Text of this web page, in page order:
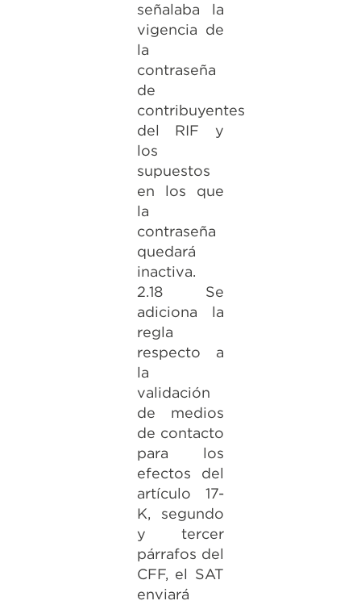
señalaba la
vigencia de
la
contraseña
de
contribuyentes
del RIF y
los
supuestos
en los que
la
contraseña
quedará
inactiva.
2.18 Se
adiciona la
regla
respecto a
la
validación
de medios
de contacto
para los
efectos del
artículo 17-
K, segundo
y tercer
párrafos del
CFF, el SAT
enviará